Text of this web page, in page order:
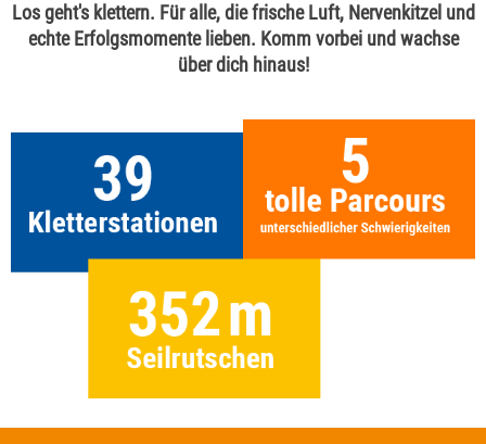
Los geht's klettern. Für alle, die frische Luft, Nervenkitzel und
echte Erfolgsmomente lieben. Komm vorbei und wachse
über dich hinaus!